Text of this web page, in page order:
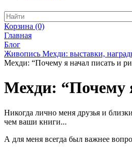
Корзина (0)
Главная
Блог
Живопись Мехди: выставки,
Мехди: “Почему я начал писать и
Мехди: “Почему
Никогда лично меня друзья и
чем ваши книги...
А для меня всегда был важнее